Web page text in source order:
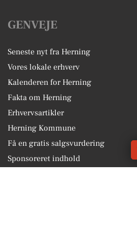
GENVEJE
Seneste nyt fra Herning
Vores lokale erhverv
Kalenderen for Herning
Fakta om Herning
Erhvervsartikler
Herning Kommune
Få en gratis salgsvurdering
Sponsoreret indhold